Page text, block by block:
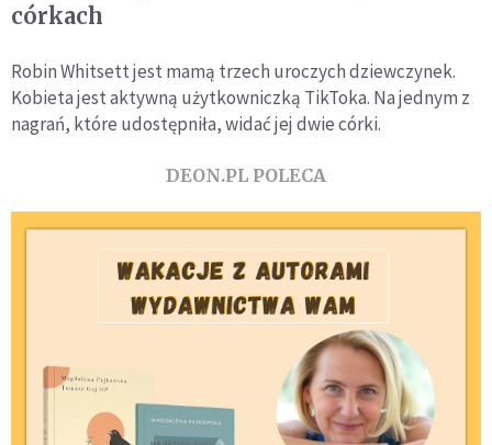
córkach
Robin Whitsett jest mamą trzech uroczych dziewczynek.
Kobieta jest aktywną użytkowniczką TikToka. Na jednym z
nagrań, które udostępniła, widać jej dwie córki.
DEON.PL POLECA